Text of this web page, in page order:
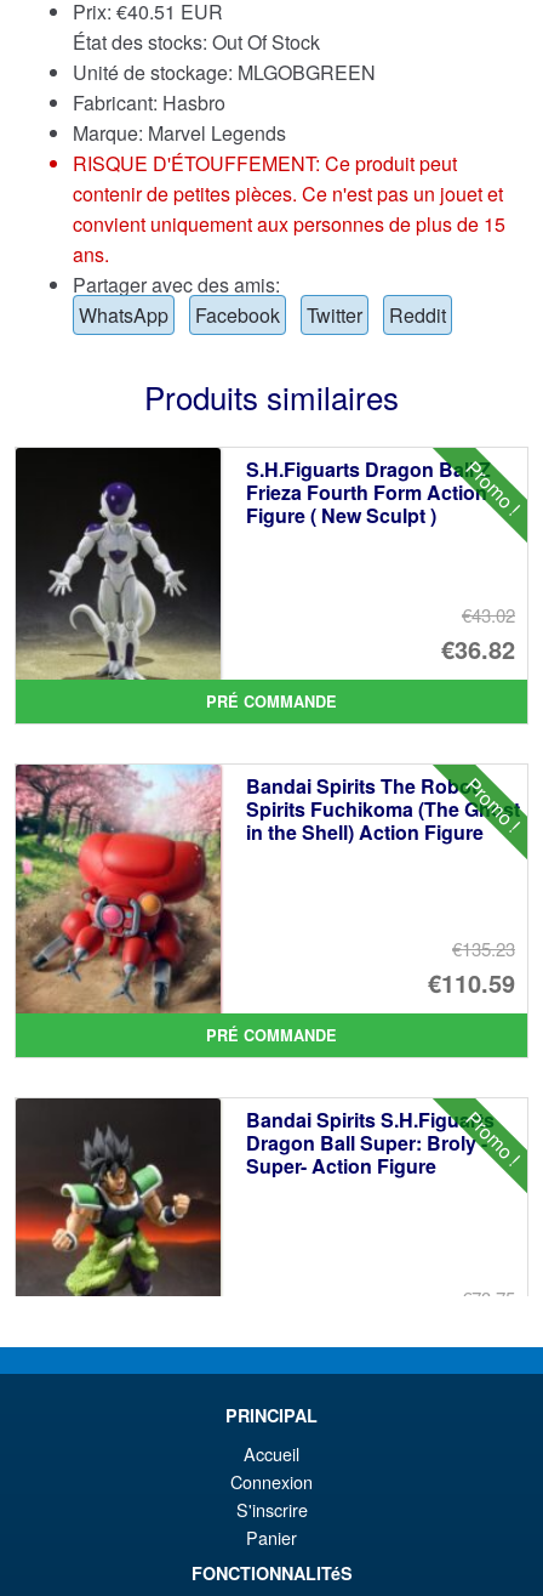
Prix: €40.51 EUR
État des stocks: Out Of Stock
Unité de stockage: MLGOBGREEN
Fabricant: Hasbro
Marque: Marvel Legends
RISQUE D'ÉTOUFFEMENT: Ce produit peut
contenir de petites pièces. Ce n'est pas un jouet et
convient uniquement aux personnes de plus de 15
ans.
Partager avec des amis:
WhatsApp
Facebook Twitter Reddit
Produits similaires
Promo !
S.H.Figuarts Dragon Ball Z
Frieza Fourth Form Action
Figure ( New Sculpt )
€43.02
Le
€36.82
Le
PRÉ COMMANDE
Promo !
Bandai Spirits The Robot
Spirits Fuchikoma (The Ghost
in the Shell) Action Figure
€135.23
Le
€110.59
Le
PRÉ COMMANDE
Promo !
Bandai Spirits S.H.Figuarts
Dragon Ball Super: Broly -
Super- Action Figure
€73.75
Le
S.H.Figuarts Rei Ayanami
Neon Genesis Evangelion
Action Figure ( Reissue )
PRINCIPAL
Accueil
Connexion
S'inscrire
Panier
FONCTIONNALITéS